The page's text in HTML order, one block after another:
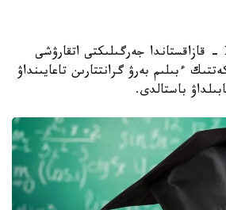
استانا. KAZINFORM - قازاقستاندا جەرگىلىكتى اتقارۋشى
ءبىلىم بەرۋ گرانتتارىن تاعايىنداۋ
باستالدى.